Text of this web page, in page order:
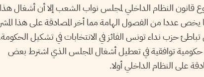
قانون النظام الداخلي لمجلس نواب الشعب إلا أن أشغال هذا
عددا من الفصول الهامة مما أخر المصادقة على هذا
حزب نداء تونس الفائز في الانتخابات في تشكيل
توافقية في تعطيل أشغال المجلس الذي اشترط بعض
على النظام الداخلي أولا.